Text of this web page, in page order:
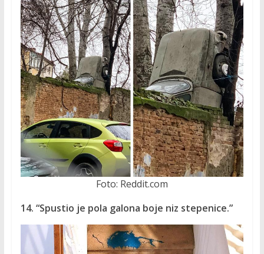
Foto: Reddit.com
14. “Spustio je pola galona boje niz stepenice.”